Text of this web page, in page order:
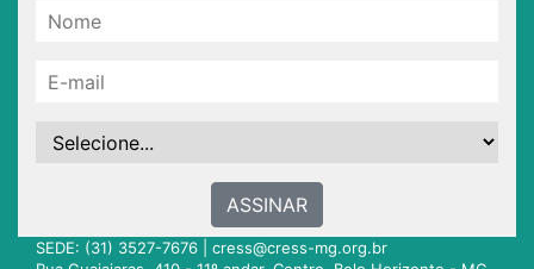
ASSINAR
SEDE: (31) 3527-7676 | cress@cress-mg.org.br